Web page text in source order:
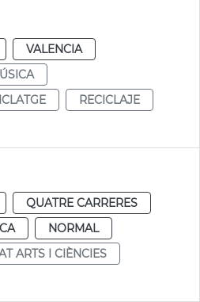
VALENCIA
RECICLAJE
QUATRE CARRERES
NORMAL
ARTS I CIÈNCIES